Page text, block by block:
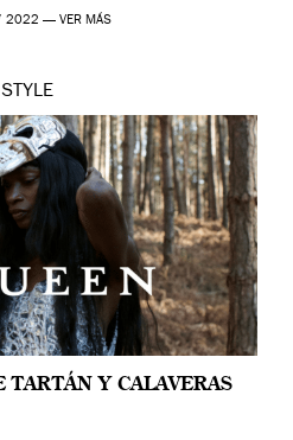
caracteriza […]
2022 — VER MÁS
STYLE
TARTÁN Y CALAVERAS